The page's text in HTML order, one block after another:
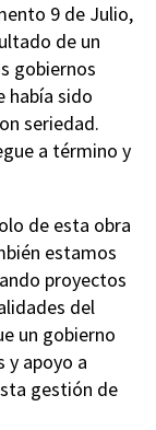
9 de Julio,
de un
gobiernos
había sido
seriedad.
a término y
de esta obra
estamos
proyectos
del
un gobierno
y apoyo a
gestión de